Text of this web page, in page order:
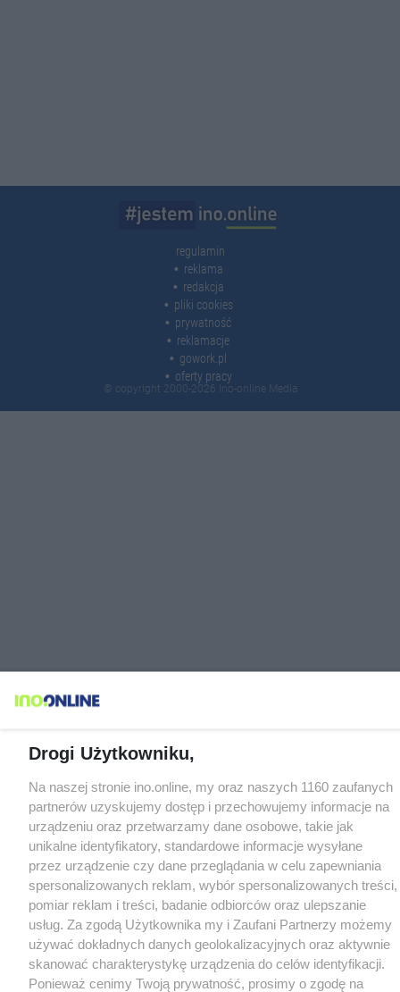
regulamin
reklama
redakcja
pliki cookies
prywatność
reklamacje
gowork.pl
oferty pracy
© copyright 2000-2026 Ino-online Media
Drogi Użytkowniku,
Na naszej stronie ino.online, my oraz naszych 1160 zaufanych
partnerów uzyskujemy dostęp i przechowujemy informacje na
urządzeniu oraz przetwarzamy dane osobowe, takie jak
unikalne identyfikatory, standardowe informacje wysyłane
przez urządzenie czy dane przeglądania w celu zapewniania
spersonalizowanych reklam, wybór spersonalizowanych treści,
pomiar reklam i treści, badanie odbiorców oraz ulepszanie
usług. Za zgodą Użytkownika my i Zaufani Partnerzy możemy
używać dokładnych danych geolokalizacyjnych oraz aktywnie
skanować charakterystykę urządzenia do celów identyfikacji.
Ponieważ cenimy Twoją prywatność, prosimy o zgodę na